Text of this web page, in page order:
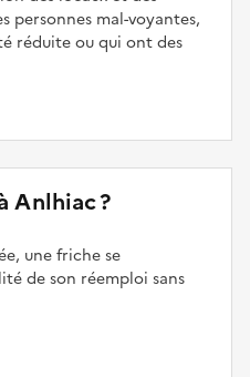
personnes mal-voyantes,
réduite ou qui ont des
Anlhiac ?
une friche se
de son réemploi sans